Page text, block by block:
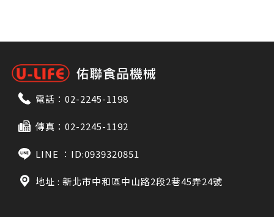
電話： 02-2245-1198
傳真：02-2245-1192
LINE ： ID:0939320851
地址 : 新北市中和區中山路2段2巷45弄24號